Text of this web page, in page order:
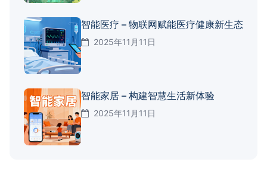
智能医疗 – 物联网赋能医疗健康新生态
2025年11月11日
智能家居 – 构建智慧生活新体验
2025年11月11日